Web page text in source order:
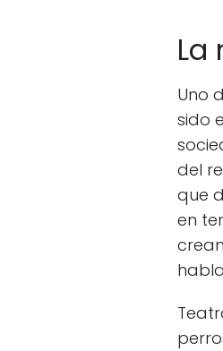
La
Uno
sido
del
que
en